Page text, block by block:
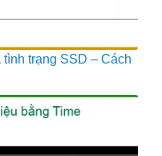
trạng SSD – Cách